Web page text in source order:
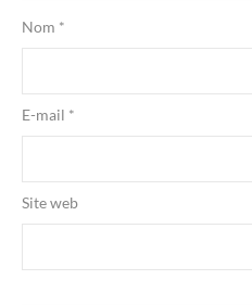
Nom *
E-mail *
Site web